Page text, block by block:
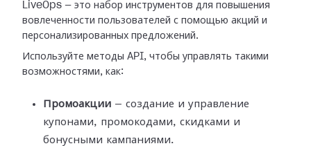
LiveOps — это набор инструментов для повышения
вовлеченности пользователей с помощью акций и
персонализированных предложений.
Используйте методы API, чтобы управлять такими
возможностями, как:
Промоакции — создание и управление
купонами, промокодами, скидками и
бонусными кампаниями.